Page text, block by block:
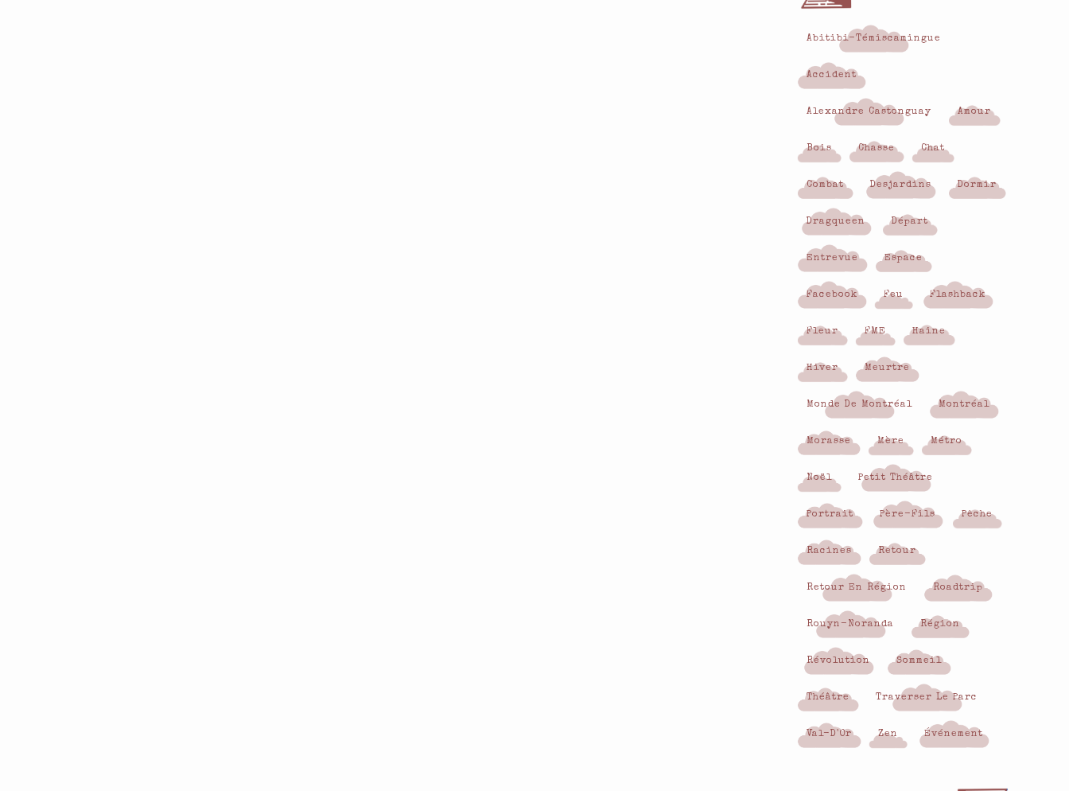
Abitibi-Témiscamingue
Accident
Alexandre Castonguay Amour
Bois Chasse Chat
Combat Desjardins Dormir
Dragqueen Départ
Entrevue Espace
Facebook Feu Flashback
Fleur FME Haine
Hiver Meurtre
Monde De Montréal Montréal
Morasse Mère Métro
Noël Petit Théâtre
Portrait Père-Fils Pêche
Racines Retour
Retour En Région Roadtrip
Rouyn-Noranda Région
Révolution Sommeil
Théâtre Traverser Le Parc
Val-D'Or Zen Événement